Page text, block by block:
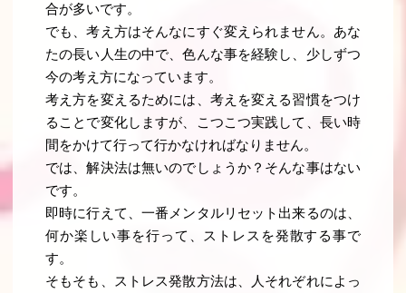
合が多いです。
でも、考え方はそんなにすぐ変えられません。あな
たの長い人生の中で、色んな事を経験し、少しずつ
今の考え方になっています。
考え方を変えるためには、考えを変える習慣をつけ
ることで変化しますが、こつこつ実践して、長い時
間をかけて行って行かなければなりません。
では、解決法は無いのでしょうか？そんな事はない
です。
即時に行えて、一番メンタルリセット出来るのは、
何か楽しい事を行って、ストレスを発散する事で
す。
そもそも、ストレス発散方法は、人それぞれによっ